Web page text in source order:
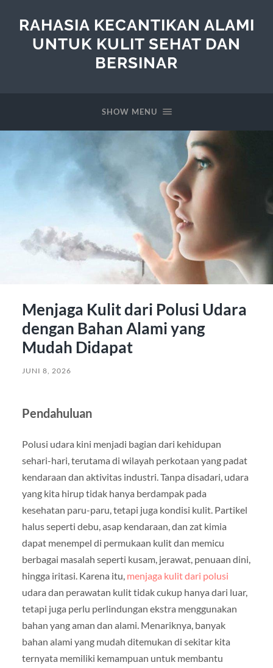
RAHASIA KECANTIKAN ALAMI
UNTUK KULIT SEHAT DAN
BERSINAR
SHOW MENU
Menjaga Kulit dari Polusi Udara
dengan Bahan Alami yang
Mudah Didapat
JUNI 8, 2026
Pendahuluan
Polusi udara kini menjadi bagian dari kehidupan
sehari-hari, terutama di wilayah perkotaan yang padat
kendaraan dan aktivitas industri. Tanpa disadari, udara
yang kita hirup tidak hanya berdampak pada
kesehatan paru-paru, tetapi juga kondisi kulit. Partikel
halus seperti debu, asap kendaraan, dan zat kimia
dapat menempel di permukaan kulit dan memicu
berbagai masalah seperti kusam, jerawat, penuaan dini,
hingga iritasi. Karena itu, menjaga kulit dari polusi
udara dan perawatan kulit tidak cukup hanya dari luar,
tetapi juga perlu perlindungan ekstra menggunakan
bahan yang aman dan alami. Menariknya, banyak
bahan alami yang mudah ditemukan di sekitar kita
ternyata memiliki kemampuan untuk membantu